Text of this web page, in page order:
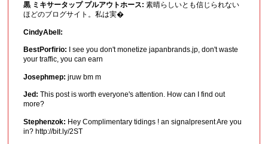
黒 ミキサータップ プルアウトホース: 素晴らしいとも信じられない
ほどのブログサイト。私は実�
CindyAbell:
BestPorfirio:
I see you don't monetize japanbrands.jp, don't waste
your traffic, you can earn
Josephmep: jruw bm m
Jed: This post is worth everyone's attention. How can I find out
more?
Stephenzok: Hey Complimentary tidings ! an signalpresent Are you
in? http://bit.ly/2ST